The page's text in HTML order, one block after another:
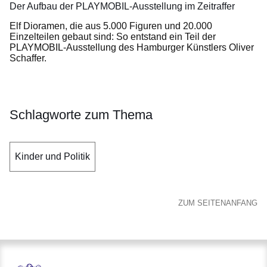
Der Aufbau der PLAYMOBIL-Ausstellung im Zeitraffer
Elf Dioramen, die aus 5.000 Figuren und 20.000
Einzelteilen gebaut sind: So entstand ein Teil der
PLAYMOBIL-Ausstellung des Hamburger Künstlers Oliver
Schaffer.
Schlagworte zum Thema
Kinder und Politik
ZUM SEITENANFANG